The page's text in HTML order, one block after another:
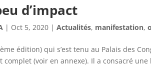
d’impact
| Oct 5, 2020 |Actualités, manifestation,
édition) qui s’est tenu au Palais des
(voir en annexe). Il a consacré